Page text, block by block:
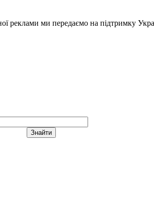
реклами ми передаємо на підтримку